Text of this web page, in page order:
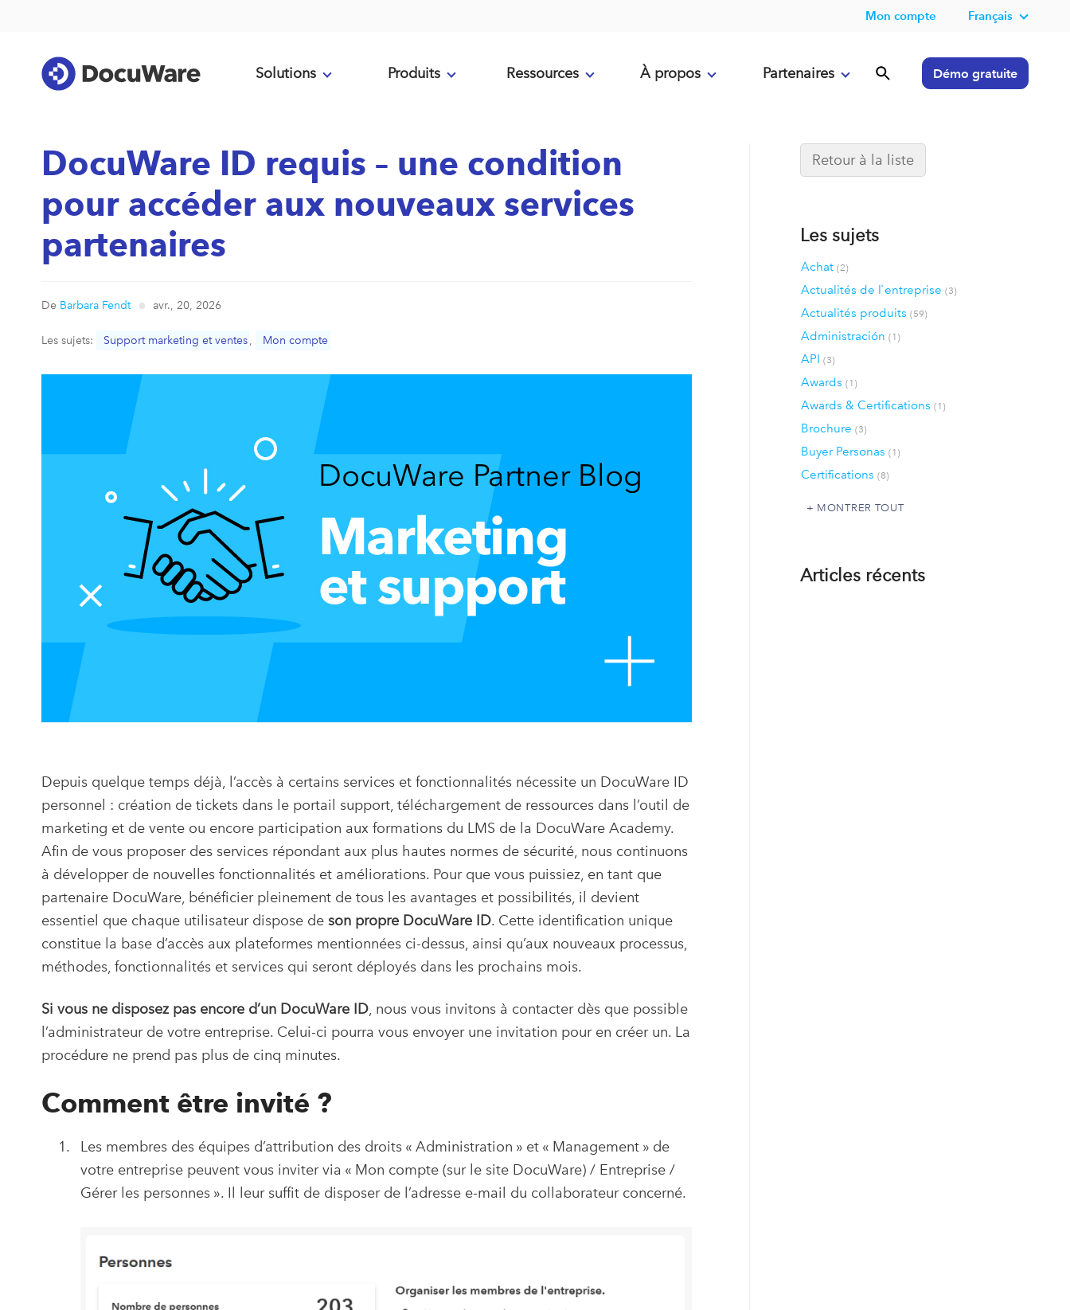
Mon compte Français
Solutions Produits Ressources À propos Partenaires Démo gratuite
DocuWare ID requis – une condition
pour accéder aux nouveaux services
partenaires
De Barbara Fendt avr., 20, 2026
Les sujets: Support marketing et ventes , Mon compte
Depuis quelque temps déjà, l’accès à certains services et fonctionnalités nécessite un DocuWare ID
personnel : création de tickets dans le portail support, téléchargement de ressources dans l’outil de
marketing et de vente ou encore participation aux formations du LMS de la DocuWare Academy.
Afin de vous proposer des services répondant aux plus hautes normes de sécurité, nous continuons
à développer de nouvelles fonctionnalités et améliorations. Pour que vous puissiez, en tant que
partenaire DocuWare, bénéficier pleinement de tous les avantages et possibilités, il devient
essentiel que chaque utilisateur dispose de son propre DocuWare ID. Cette identification unique
constitue la base d’accès aux plateformes mentionnées ci-dessus, ainsi qu’aux nouveaux processus,
méthodes, fonctionnalités et services qui seront déployés dans les prochains mois.
Si vous ne disposez pas encore d’un DocuWare ID, nous vous invitons à contacter dès que possible
l’administrateur de votre entreprise. Celui-ci pourra vous envoyer une invitation pour en créer un. La
procédure ne prend pas plus de cinq minutes.
Comment être invité ?
Les membres des équipes d’attribution des droits « Administration » et « Management » de
votre entreprise peuvent vous inviter via « Mon compte (sur le site DocuWare) / Entreprise /
Gérer les personnes ». Il leur suffit de disposer de l’adresse e-mail du collaborateur concerné.
Retour à la liste
Les sujets
Achat(2)
Actualités de l`entreprise(3)
Actualités produits(59)
Administración(1)
API(3)
Awards(1)
Awards & Certifications(1)
Brochure(3)
Buyer Personas(1)
Certifications(8)
MONTRER TOUT
Articles récents